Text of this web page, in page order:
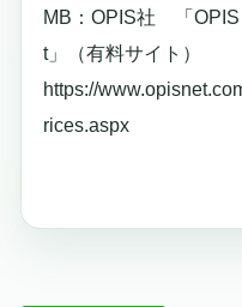
MB：OPIS社 「OPIS
t」（有料サイト）
https://
rices.aspx